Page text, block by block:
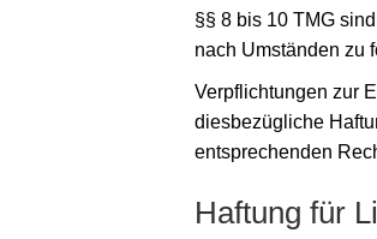
§§ 8 bis 10 TMG
nach Umständen zu
Verpflichtungen zur
diesbezügliche
entsprechenden
Haftung für